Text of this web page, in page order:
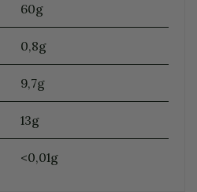
60g
0,8g
9,7g
13g
<0,01g